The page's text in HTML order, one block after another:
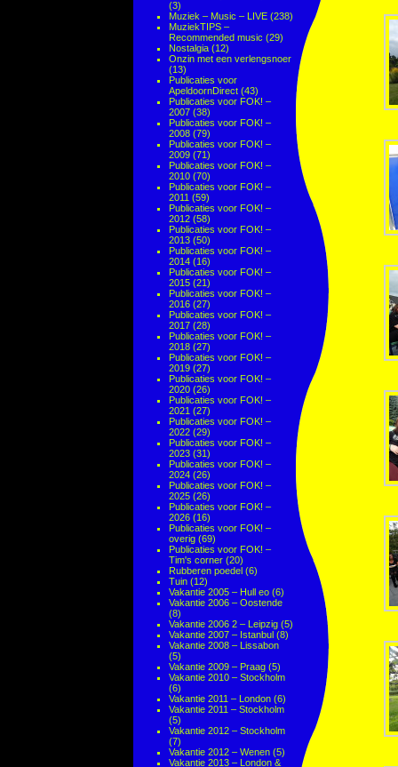
(3)
Muziek – Music – LIVE (238)
MuziekTIPS –
Recommended music (29)
Nostalgia (12)
Onzin met een verlengsnoer
(13)
Publicaties voor
ApeldoornDirect (43)
Publicaties voor FOK! –
2007 (38)
Publicaties voor FOK! –
2008 (79)
Publicaties voor FOK! –
2009 (71)
Publicaties voor FOK! –
2010 (70)
Publicaties voor FOK! –
2011 (59)
Publicaties voor FOK! –
2012 (58)
Publicaties voor FOK! –
2013 (50)
Publicaties voor FOK! –
2014 (16)
Publicaties voor FOK! –
2015 (21)
Publicaties voor FOK! –
2016 (27)
Publicaties voor FOK! –
2017 (28)
Publicaties voor FOK! –
2018 (27)
Publicaties voor FOK! –
2019 (27)
Publicaties voor FOK! –
2020 (26)
Publicaties voor FOK! –
2021 (27)
Publicaties voor FOK! –
2022 (29)
Publicaties voor FOK! –
2023 (31)
Publicaties voor FOK! –
2024 (26)
Publicaties voor FOK! –
2025 (26)
Publicaties voor FOK! –
2026 (16)
Publicaties voor FOK! –
overig (69)
Publicaties voor FOK! –
Tim's corner (20)
Rubberen poedel (6)
Tuin (12)
Vakantie 2005 – Hull eo (6)
Vakantie 2006 – Oostende
(8)
Vakantie 2006 2 – Leipzig (5)
Vakantie 2007 – Istanbul (8)
Vakantie 2008 – Lissabon
(5)
Vakantie 2009 – Praag (5)
Vakantie 2010 – Stockholm
(6)
Vakantie 2011 – London (6)
Vakantie 2011 – Stockholm
(5)
Vakantie 2012 – Stockholm
(7)
Vakantie 2012 – Wenen (5)
Vakantie 2013 – London &